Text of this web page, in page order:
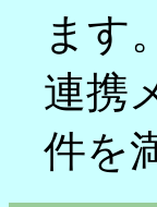
ます。
連携
件を